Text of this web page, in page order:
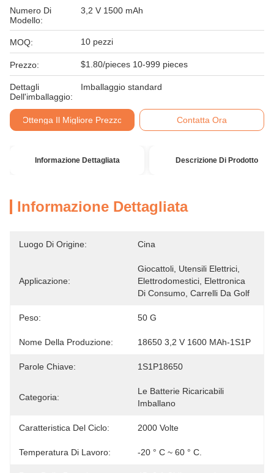
Numero Di
Modello:
3,2 V 1500 mAh
MOQ: 10 pezzi
Prezzo: $1.80/pieces 10-999 pieces
Dettagli
Dell'imballaggio:
Imballaggio standard
Ottenga Il Migliore Prezzo Contatta Ora
Informazione Dettagliata Descrizione Di Prodotto
Informazione Dettagliata
Luogo Di Origine: Cina
Applicazione:
Giocattoli, Utensili Elettrici,
Elettrodomestici, Elettronica
Di Consumo, Carrelli Da Golf
Peso: 50 G
Nome Della Produzione: 18650 3,2 V 1600 MAh-1S1P
Parole Chiave: 1S1P18650
Categoria:
Le Batterie Ricaricabili
Imballano
Caratteristica Del Ciclo: 2000 Volte
Temperatura Di Lavoro: -20 ° C ~ 60 ° C.